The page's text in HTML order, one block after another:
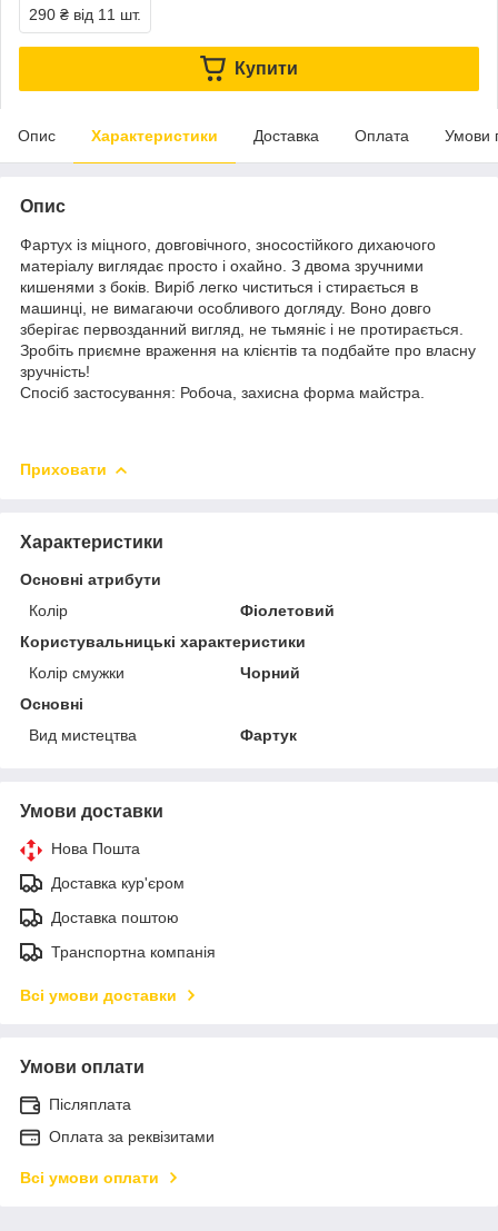
290 ₴ від 11 шт.
Купити
Опис Характеристики Доставка Оплата Умови
Опис
Фартух із міцного, довговічного, зносостійкого дихаючого
матеріалу виглядає просто і охайно. З двома зручними
кишенями з боків. Виріб легко чиститься і стирається в
машинці, не вимагаючи особливого догляду. Воно довго
зберігає первозданний вигляд, не тьмяніє і не протирається.
Зробіть приємне враження на клієнтів та подбайте про власну
зручність!
Спосіб застосування: Робоча, захисна форма майстра.
Приховати
Характеристики
Основні атрибути
Колір
Фіолетовий
Користувальницькі характеристики
Колір смужки
Чорний
Основні
Вид мистецтва
Фартук
Умови доставки
Нова Пошта
Доставка кур'єром
Доставка поштою
Транспортна компанія
Всі умови доставки
Умови оплати
Післяплата
Оплата за реквізитами
Всі умови оплати